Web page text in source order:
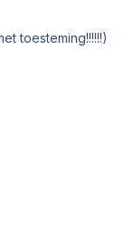
toesteming!!!!!!)